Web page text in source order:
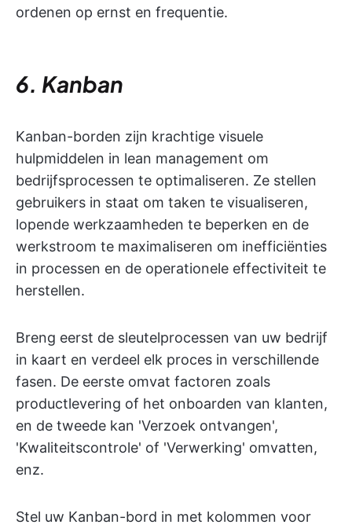
ordenen op ernst en frequentie.
6. Kanban
Kanban-borden zijn krachtige visuele
hulpmiddelen in lean management om
bedrijfsprocessen te optimaliseren. Ze stellen
gebruikers in staat om taken te visualiseren,
lopende werkzaamheden te beperken en de
werkstroom te maximaliseren om inefficiënties
in processen en de operationele effectiviteit te
herstellen.
Breng eerst de sleutelprocessen van uw bedrijf
in kaart en verdeel elk proces in verschillende
fasen. De eerste omvat factoren zoals
productlevering of het onboarden van klanten,
en de tweede kan 'Verzoek ontvangen',
'Kwaliteitscontrole' of 'Verwerking' omvatten,
enz.
Stel uw Kanban-bord in met kolommen voor